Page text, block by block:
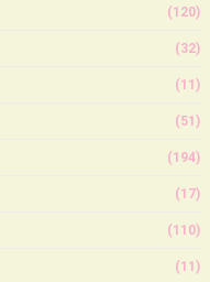
(120)
(32)
(11)
(51)
(194)
(17)
(110)
(11)